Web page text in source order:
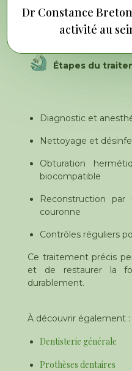
Étapes du
Diagnostic et
Nettoyage et
Obturation
biocompatible
Reconstruction
couronne
Contrôles réguliers
Ce traitement précis
et de restaurer la
durablement.
À découvrir également :
Dentisterie générale
Prothèses dentaires
Dr Constance
activité au